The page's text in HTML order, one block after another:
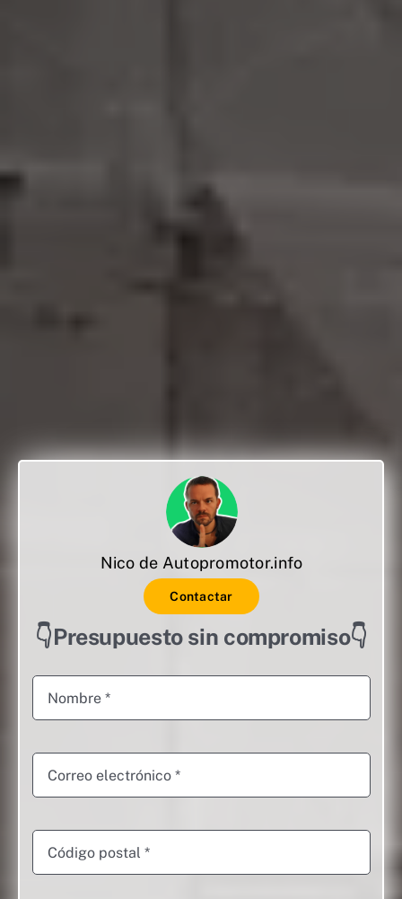
Nico de Autopromotor.info
Contactar
👇Presupuesto sin compromiso👇